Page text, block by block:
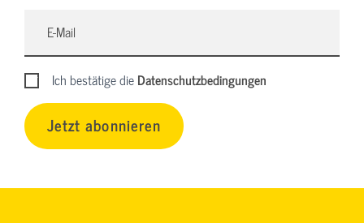
Ich bestätige dieDatenschutzbedingungen
Jetzt abonnieren